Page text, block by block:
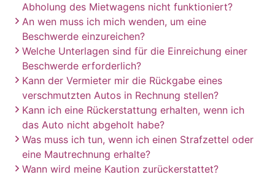
Abholung des Mietwagens nicht funktioniert?
An wen muss ich mich wenden, um eine
Beschwerde einzureichen?
Welche Unterlagen sind für die Einreichung einer
Beschwerde erforderlich?
Kann der Vermieter mir die Rückgabe eines
verschmutzten Autos in Rechnung stellen?
Kann ich eine Rückerstattung erhalten, wenn ich
das Auto nicht abgeholt habe?
Was muss ich tun, wenn ich einen Strafzettel oder
eine Mautrechnung erhalte?
Wann wird meine Kaution zurückerstattet?